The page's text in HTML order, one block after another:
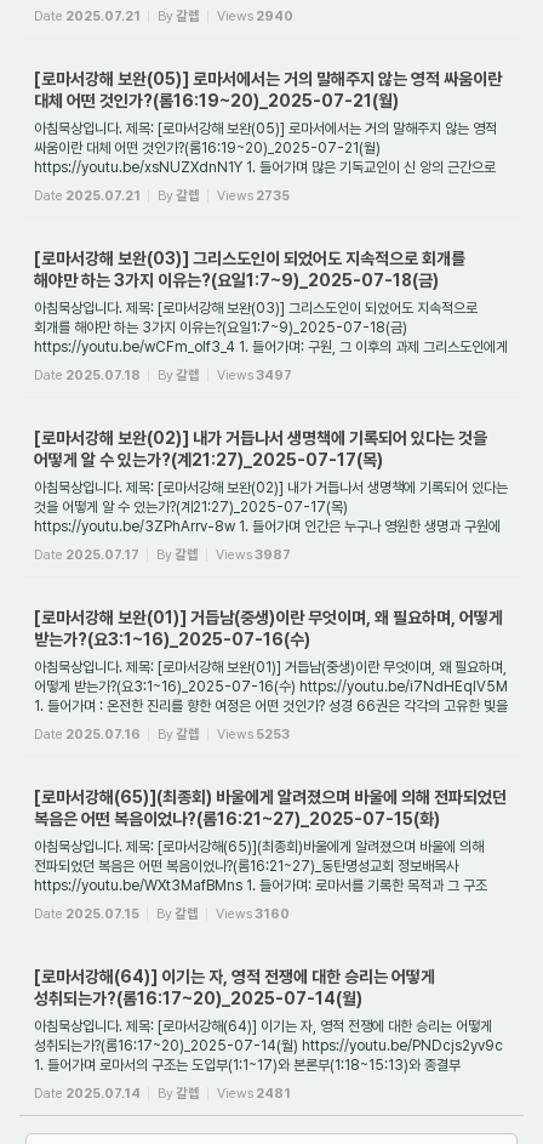
삼는 책이 있다면 그것은 아마도 로...
Date 2025.07.21 By갈렙 Views 2940
[로마서강해 보완(05)] 로마서에서는 거의 말해주지 않는 영적 싸움이란
대체 어떤 것인가?(롬16:19~20)_2025-07-21(월)
아침묵상입니다. 제목: [로마서강해 보완(05)] 로마서에서는 거의 말해주지 않는 영적
싸움이란 대체 어떤 것인가?(롬16:19~20)_2025-07-21(월)
https://youtu.be/xsNUZXdnN1Y 1. 들어가며 많은 기독교인이 신 앙의 근간으로
삼는 책이 있다면 그것은 아마도 ...
Date 2025.07.21 By갈렙 Views 2735
[로마서강해 보완(03)] 그리스도인이 되었어도 지속적으로 회개를
해야만 하는 3가지 이유는?(요일1:7~9)_2025-07-18(금)
아침묵상입니다. 제목: [로마서강해 보완(03)] 그리스도인이 되었어도 지속적으로
회개를 해야만 하는 3가지 이유는?(요일1:7~9)_2025-07-18(금)
https://youtu.be/wCFm_oIf3_4 1. 들어가며: 구원, 그 이후의 과제 그리스도인에게
있어 로마서는 구원론의 핵심...
Date 2025.07.18 By갈렙 Views3497
[로마서강해 보완(02)] 내가 거듭나서 생명책에 기록되어 있다는 것을
어떻게 알 수 있는가?(계21:27)_2025-07-17(목)
아침묵상입니다. 제목: [로마서강해 보완(02)] 내가 거듭나서 생명책에 기록되어 있다는
것을 어떻게 알 수 있는가?(계21:27)_2025-07-17(목)
https://youtu.be/3ZPhArrv-8w 1. 들어가며 인간은 누구나 영원한 생명과 구원에
대해 갈망을 가지고 있다. 그러나 ...
Date 2025.07.17 By갈렙 Views3987
[로마서강해 보완(01)] 거듭남(중생)이란 무엇이며, 왜 필요하며, 어떻게
받는가?(요3:1~16)_2025-07-16(수)
아침묵상입니다. 제목: [로마서강해 보완(01)] 거듭남(중생)이란 무엇이며, 왜 필요하며,
어떻게 받는가?(요3:1~16)_2025-07-16(수) https://youtu.be/i7NdHEqlV5M
1. 들어가며 : 온전한 진리를 향한 여정은 어떤 것인가? 성경 66권은 각각의 고유한 빛을
발하...
Date 2025.07.16 By갈렙 Views 5253
[로마서강해(65)](최종회) 바울에게 알려졌으며 바울에 의해 전파되었던
복음은 어떤 복음이었나?(롬16:21~27)_2025-07-15(화)
아침묵상입니다. 제목: [로마서강해(65)](최종회)바울에게 알려졌으며 바울에 의해
전파되었던 복음은 어떤 복음이었나?(롬16:21~27)_동탄명성교회 정보배목사
https://youtu.be/WXt3MafBMns 1. 들어가며: 로마서를 기록한 목적과 그 구조
사도 바울이 로마서...
Date 2025.07.15 By갈렙 Views3160
[로마서강해(64)] 이기는 자, 영적 전쟁에 대한 승리는 어떻게
성취되는가?(롬16:17~20)_2025-07-14(월)
아침묵상입니다. 제목: [로마서강해(64)] 이기는 자, 영적 전쟁에 대한 승리는 어떻게
성취되는가?(롬16:17~20)_2025-07-14(월) https://youtu.be/PNDcjs2yv9c
1. 들어가며 로마서의 구조는 도입부(1:1~17)와 본론부(1:18~15:13)와 종결부
(15:14~16:27)로 구성...
Date 2025.07.14 By갈렙 Views 2481